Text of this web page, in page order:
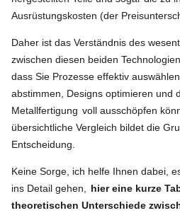
Ausrüstungskosten (der
Daher ist das Verständnis des
zwischen diesen beiden
dass Sie Prozesse effektiv
abstimmen, Designs optimieren und
Metallfertigung voll ausschöpfen
übersichtliche Vergleich bildet die
Entscheidung.
Keine Sorge, ich helfe Ihnen dabei,
ins Detail gehen,
hier eine kurze
theoretischen Unterschiede